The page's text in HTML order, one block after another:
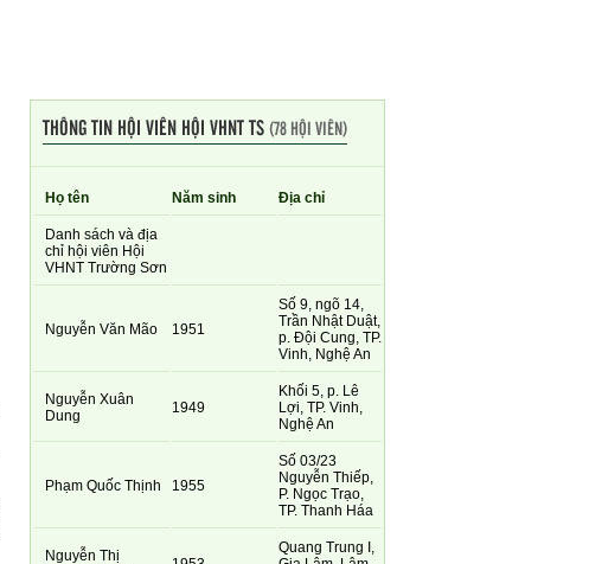
THÔNG TIN HỘI VIÊN HỘI VHNT TS(78 HỘI VIÊN)
Họ tên Năm sinh Địa chỉ
Danh sách và địa
chỉ hội viên Hội
VHNT Trường Sơn
Nguyễn Văn Mão 1951
Số 9, ngõ 14,
Trần Nhật Duật,
p. Đội Cung, TP.
Vinh, Nghệ An
Nguyễn Xuân
Dung
1949
Khối 5, p. Lê
Lợi, TP. Vinh,
Nghệ An
Phạm Quốc Thịnh 1955
Số 03/23
Nguyễn Thiếp,
P. Ngọc Trạo,
TP. Thanh Háa
Nguyễn Thị
Quang Trung I,